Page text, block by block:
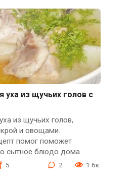
уха из щучьих голов с
из щучьих голов,
и овощами.
помог поможет
сытное блюдо дома.
5 2 1.6к.